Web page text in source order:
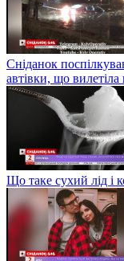
Сніданок
автівки, що
Що таке сухий лід і